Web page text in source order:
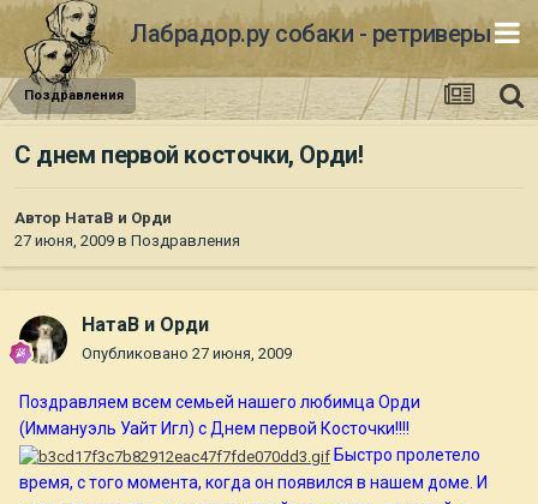
Лабрадор.ру собаки - ретриверы
Поздравления
С днем первой косточки, Орди!
Автор НатаВ и Орди
27 июня, 2009 в Поздравления
НатаВ и Орди
Опубликовано 27 июня, 2009
Поздравляем всем семьей нашего любимца Орди
(Иммануэль Уайт Игл) с Днем первой Косточки!!!!
Быстро пролетело
время, с того момента, когда он появился в нашем доме. И